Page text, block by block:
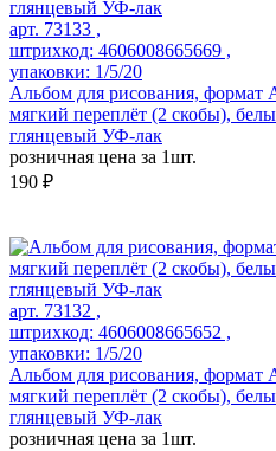
арт. 73133 ,
штрихкод: 4606008665669 ,
упаковки: 1/5/20
Альбом для рисования, формат
мягкий переплёт (2 скобы),
глянцевый УФ-лак
розничная цена за 1шт.
190 ₽
арт. 73132 ,
штрихкод: 4606008665652 ,
упаковки: 1/5/20
Альбом для рисования, формат
мягкий переплёт (2 скобы),
глянцевый УФ-лак
розничная цена за 1шт.